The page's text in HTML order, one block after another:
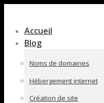
pleine
largeur
Accueil
Blog
Noms de domaines
Hébergement internet
Création de site